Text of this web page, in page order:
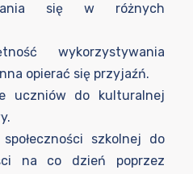
się w różnych
wykorzystywania
opierać się przyjaźń.
uczniów do kulturalnej
szkolnej do
na co dzień poprzez